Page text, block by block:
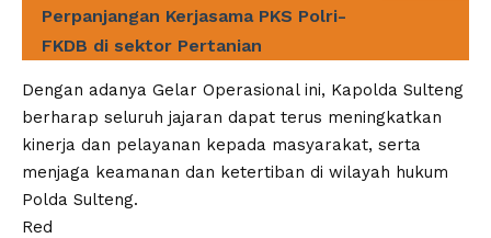
Perpanjangan Kerjasama PKS Polri-
FKDB di sektor Pertanian
Dengan adanya Gelar Operasional ini, Kapolda Sulteng
berharap seluruh jajaran dapat terus meningkatkan
kinerja dan pelayanan kepada masyarakat, serta
menjaga keamanan dan ketertiban di wilayah hukum
Polda Sulteng.
Red